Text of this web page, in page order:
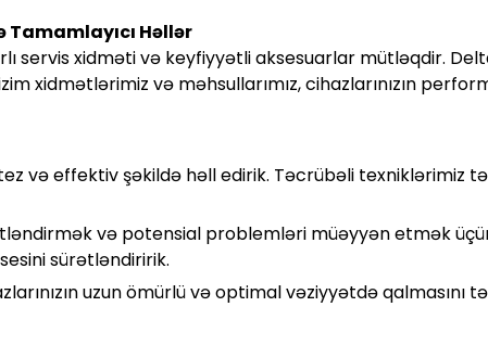
Həllər
servis xidməti və keyfiyyətli aksesuarlar mütləqdir.
xidmətlərimiz və məhsullarımız, cihazlarınızın
və effektiv şəkildə həll edirik. Təcrübəli texniklərimiz
və potensial problemləri müəyyən etmək
sürətləndiririk.
uzun ömürlü və optimal vəziyyətdə qalmasını